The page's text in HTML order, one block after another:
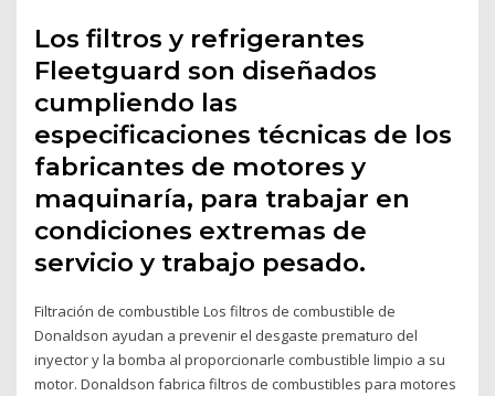
Los filtros y refrigerantes
Fleetguard son diseñados
cumpliendo las
especificaciones técnicas de los
fabricantes de motores y
maquinaría, para trabajar en
condiciones extremas de
servicio y trabajo pesado.
Filtración de combustible Los filtros de combustible de
Donaldson ayudan a prevenir el desgaste prematuro del
inyector y la bomba al proporcionarle combustible limpio a su
motor. Donaldson fabrica filtros de combustibles para motores